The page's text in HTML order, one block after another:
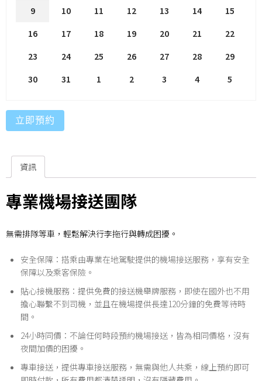
9 10 11 12 13 14
15
16
17 18 19 20 21
22
23
24 25 26 27 28
29
30
31 1 2 3 4 5
立即預約
資訊
專業機場接送團隊
無需排隊等車，輕鬆解決行李拖行與轉成困擾。
安全保障：搭乘由專業在地駕駛提供的機場接送服務，享有安全
保障以及乘客保險。
貼心接機服務：提供免費的接送機舉牌服務，即使在國外也不用
擔心聯繫不到司機，並且在機場提供長達120分鐘的免費等待時
間。
24小時同價：不論任何時段預約機場接送，皆為相同價格，沒有
夜間加價的困擾。
專車接送，提供專車接送服務，無需與他人共乘，線上預約即可